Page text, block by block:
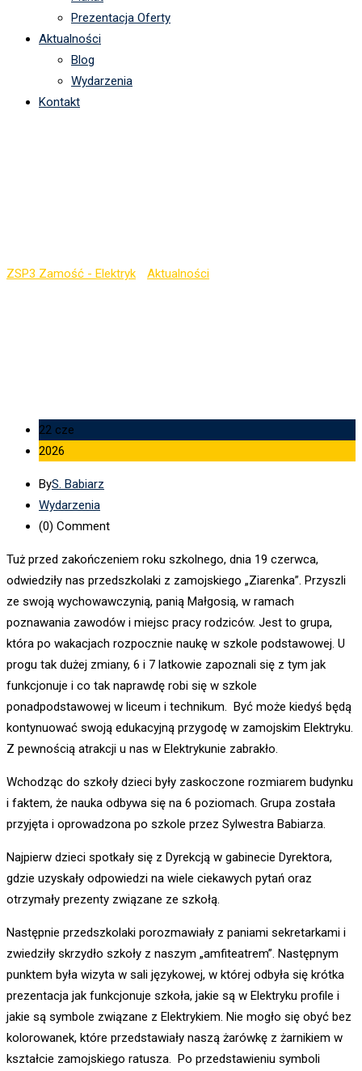
Prezentacja Oferty
Aktualności
Blog
Wydarzenia
Kontakt
ZSP3 Zamość - Elektryk Aktualności
22 cze
2026
ByS. Babiarz
Wydarzenia
(0) Comment
Tuż przed zakończeniem roku szkolnego, dnia 19 czerwca,
odwiedziły nas przedszkolaki z zamojskiego „Ziarenka”. Przyszli
ze swoją wychowawczynią, panią Małgosią, w ramach
poznawania zawodów i miejsc pracy rodziców. Jest to grupa,
która po wakacjach rozpocznie naukę w szkole podstawowej. U
progu tak dużej zmiany, 6 i 7 latkowie zapoznali się z tym jak
funkcjonuje i co tak naprawdę robi się w szkole
ponadpodstawowej w liceum i technikum. Być może kiedyś będą
kontynuować swoją edukacyjną przygodę w zamojskim Elektryku.
Z pewnością atrakcji u nas w Elektrykunie zabrakło.
Wchodząc do szkoły dzieci były zaskoczone rozmiarem budynku
i faktem, że nauka odbywa się na 6 poziomach. Grupa została
przyjęta i oprowadzona po szkole przez Sylwestra Babiarza.
Najpierw dzieci spotkały się z Dyrekcją w gabinecie Dyrektora,
gdzie uzyskały odpowiedzi na wiele ciekawych pytań oraz
otrzymały prezenty związane ze szkołą.
Następnie przedszkolaki porozmawiały z paniami sekretarkami i
zwiedziły skrzydło szkoły z naszym „amfiteatrem”. Następnym
punktem była wizyta w sali językowej, w której odbyła się krótka
prezentacja jak funkcjonuje szkoła, jakie są w Elektryku profile i
jakie są symbole związane z Elektrykiem. Nie mogło się obyć bez
kolorowanek, które przedstawiały naszą żarówkę z żarnikiem w
kształcie zamojskiego ratusza. Po przedstawieniu symboli